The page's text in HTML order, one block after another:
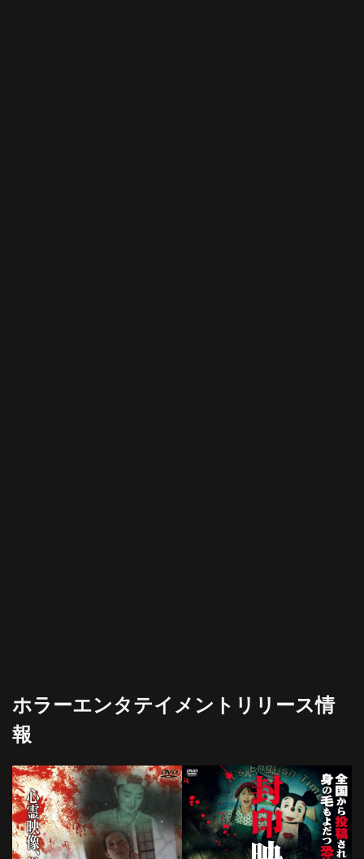
ホラーエンタテイメントリリース情
報